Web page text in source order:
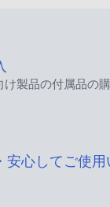
け製品の付属品の
安心してご使